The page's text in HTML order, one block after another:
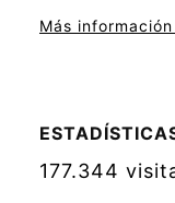
Más
177.344